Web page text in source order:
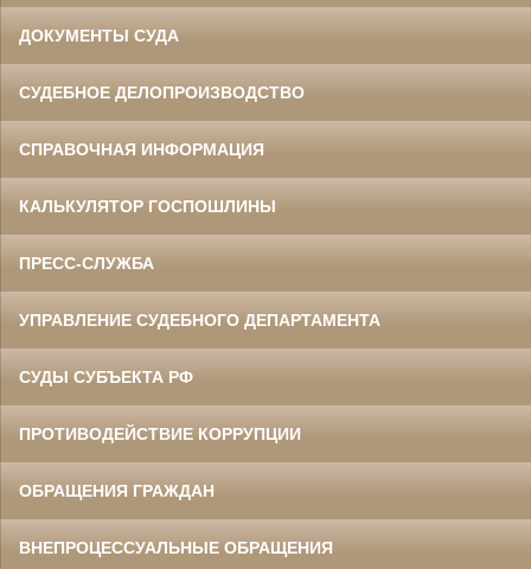
ДОКУМЕНТЫ СУДА
СУДЕБНОЕ ДЕЛОПРОИЗВОДСТВО
СПРАВОЧНАЯ ИНФОРМАЦИЯ
КАЛЬКУЛЯТОР ГОСПОШЛИНЫ
ПРЕСС-СЛУЖБА
УПРАВЛЕНИЕ СУДЕБНОГО ДЕПАРТАМЕНТА
СУДЫ СУБЪЕКТА РФ
ПРОТИВОДЕЙСТВИЕ КОРРУПЦИИ
ОБРАЩЕНИЯ ГРАЖДАН
ВНЕПРОЦЕССУАЛЬНЫЕ ОБРАЩЕНИЯ